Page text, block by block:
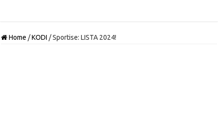
Home /KODI /Sportise: LISTA 2024!